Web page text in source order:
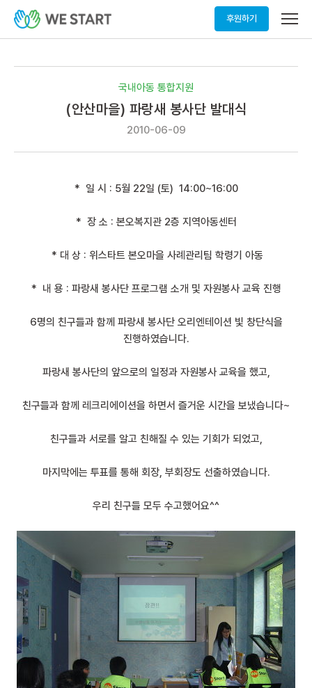
후원하기
메
열
국내아동 통합지원
(안산마을) 파랑새 봉사단 발대식
2010-06-09
* 일 시 : 5월 22일 (토) 14:00~16:00
* 장 소 : 본오복지관 2층 지역아동센터
* 대 상 : 위스타트 본오마을 사례관리팀 학령기 아동
* 내 용 : 파랑새 봉사단 프로그램 소개 및 자원봉사 교육 진행
6명의 친구들과 함께 파랑새 봉사단 오리엔테이션 빛 창단식을
진행하였습니다.
파랑새 봉사단의 앞으로의 일정과 자원봉사 교육을 했고,
친구들과 함께 레크리에이션을 하면서 즐거운 시간을 보냈습니다~
친구들과 서로를 알고 친해질 수 있는 기회가 되었고,
마지막에는 투표를 통해 회장, 부회장도 선출하였습니다.
우리 친구들 모두 수고했어요^^